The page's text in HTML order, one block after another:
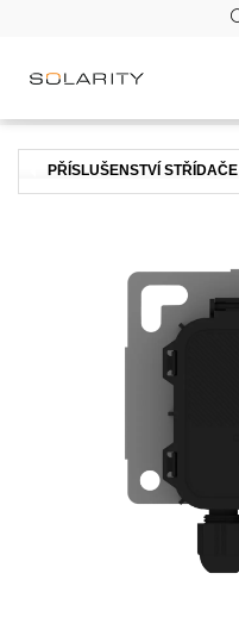
Porovnat
Montážní systémy
PŘÍSLUŠENSTVÍ STŘÍDAČE